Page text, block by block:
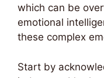
which can be
emotional
these complex
Start by